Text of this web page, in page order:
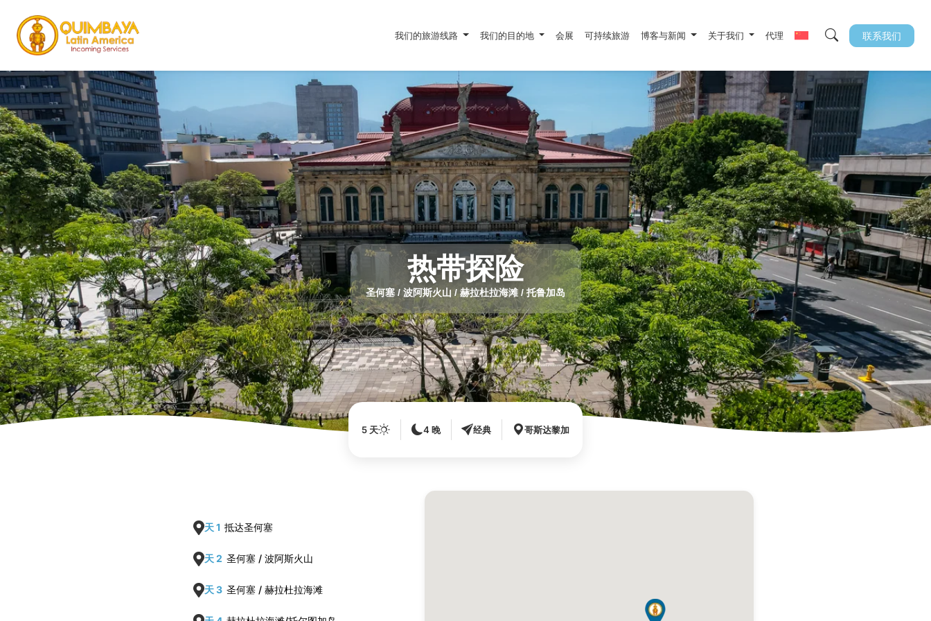
我们的旅游线路 我们的目的地 会展 可持续旅游 博客与新闻 关于我们 代理 联系我们
热带探险
圣何塞 / 波阿斯火山 / 赫拉杜拉海滩 / 托鲁加岛
5 天 4 晚 经典 哥斯达黎加
天 1 抵达圣何塞
天 2 圣何塞 / 波阿斯火山
天 3 圣何塞 / 赫拉杜拉海滩